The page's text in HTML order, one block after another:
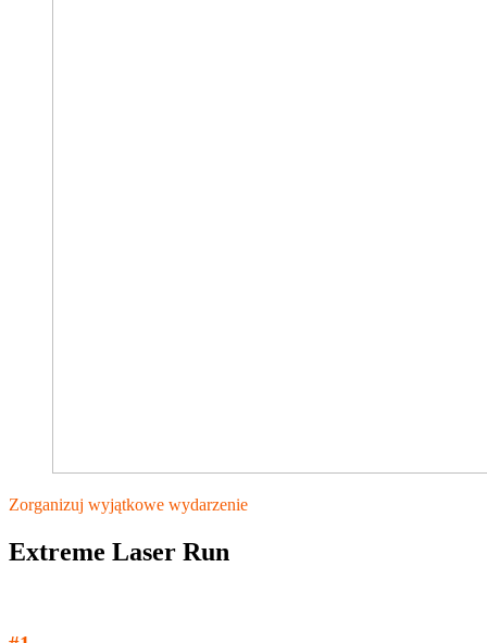
Zorganizuj wyjątkowe wydarzenie
Extreme Laser Run